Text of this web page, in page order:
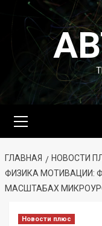
Перейти
содержимому
меню
ГЛАВНАЯ НОВОСТИ
ФИЗИКА МОТИВАЦИИ:
МАСШТАБАХ
Новости плюс